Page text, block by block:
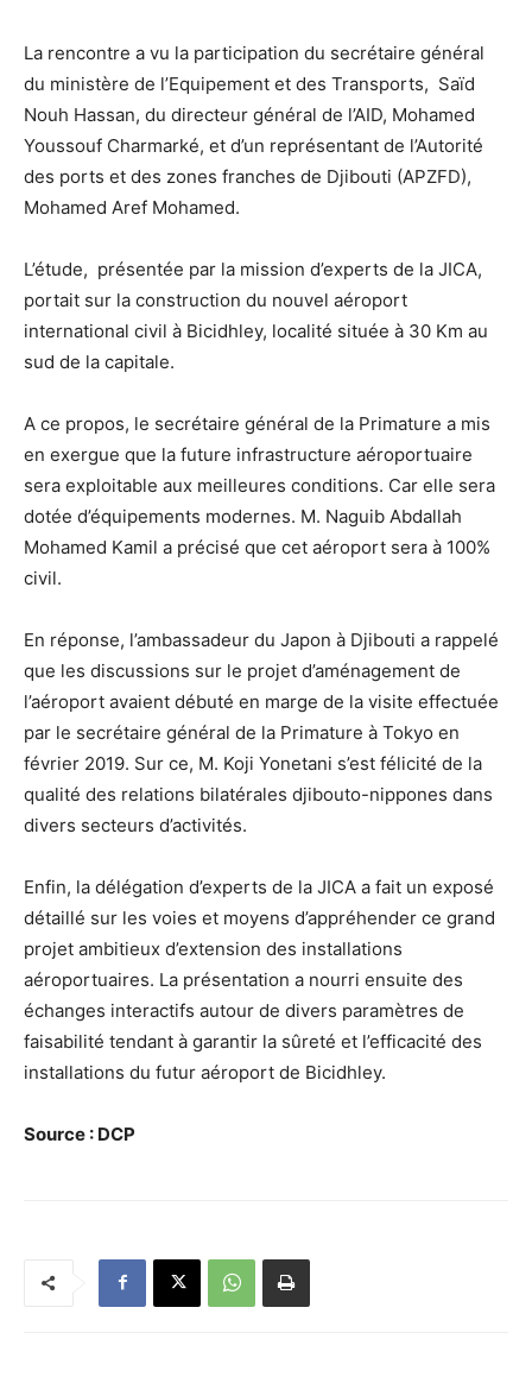
La rencontre a vu la participation du secrétaire général
du ministère de l’Equipement et des Transports, Saïd
Nouh Hassan, du directeur général de l’AID, Mohamed
Youssouf Charmarké, et d’un représentant de l’Autorité
des ports et des zones franches de Djibouti (APZFD),
Mohamed Aref Mohamed.
L’étude, présentée par la mission d’experts de la JICA,
portait sur la construction du nouvel aéroport
international civil à Bicidhley, localité située à 30 Km au
sud de la capitale.
A ce propos, le secrétaire général de la Primature a mis
en exergue que la future infrastructure aéroportuaire
sera exploitable aux meilleures conditions. Car elle sera
dotée d’équipements modernes. M. Naguib Abdallah
Mohamed Kamil a précisé que cet aéroport sera à 100%
civil.
En réponse, l’ambassadeur du Japon à Djibouti a rappelé
que les discussions sur le projet d’aménagement de
l’aéroport avaient débuté en marge de la visite effectuée
par le secrétaire général de la Primature à Tokyo en
février 2019. Sur ce, M. Koji Yonetani s’est félicité de la
qualité des relations bilatérales djibouto-nippones dans
divers secteurs d’activités.
Enfin, la délégation d’experts de la JICA a fait un exposé
détaillé sur les voies et moyens d’appréhender ce grand
projet ambitieux d’extension des installations
aéroportuaires. La présentation a nourri ensuite des
échanges interactifs autour de divers paramètres de
faisabilité tendant à garantir la sûreté et l’efficacité des
installations du futur aéroport de Bicidhley.
Source : DCP